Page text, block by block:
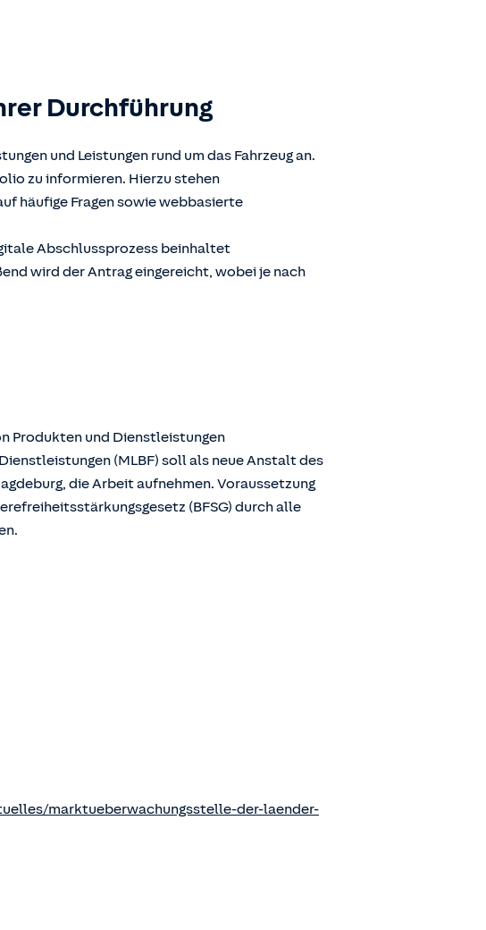
Durchführung
und Leistungen rund um das Fahrzeug an.
zu informieren. Hierzu stehen
häufige Fragen sowie webbasierte
Abschlussprozess beinhaltet
wird der Antrag eingereicht, wobei je nach
Produkten und Dienstleistungen
(MLBF) soll als neue Anstalt des
die Arbeit aufnehmen. Voraussetzung
(BFSG) durch alle
marktueberwachungsstelle-der-laender-